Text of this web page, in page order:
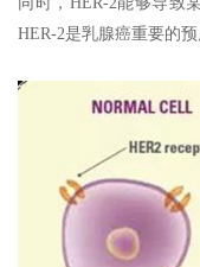
HER-2是乳腺癌重要的